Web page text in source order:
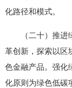
化路径和模式。
（二十）推进绿
革创新，探索以区
色金融产品。强化
化原则为绿色低碳